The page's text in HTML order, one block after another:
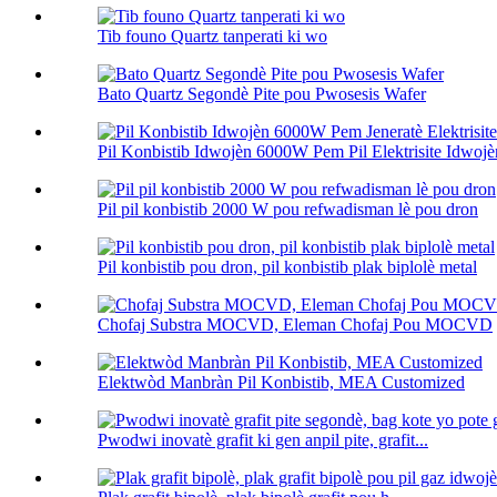
Tib founo Quartz tanperati ki wo
Bato Quartz Segondè Pite pou Pwosesis Wafer
Pil Konbistib Idwojèn 6000W Pem Pil Elektrisite
Pil pil konbistib 2000 W pou refwadisman lè pou dron
Pil konbistib pou dron, pil konbistib plak biplolè metal
Chofaj Substra MOCVD, Eleman Chofaj Pou MOCVD
Elektwòd Manbràn Pil Konbistib, MEA Customized
Pwodwi inovatè grafit ki gen anpil pite, grafit...